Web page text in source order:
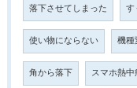
落下させてしまった す
使い物にならない 機
角から落下 スマホ熱中